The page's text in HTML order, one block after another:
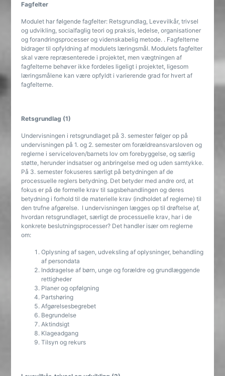
Fagfelter
Modulet har følgende fagfelter: Retsgrundlag, Levevilkår, trivsel
og udvikling, socialfaglig teori og praksis, ledelse, organisationer
og forandringsprocesser og videnskabelig metode. . Fagfelterne
bidrager til opfyldning af modulets læringsmål. Modulets fagfelter
skal være repræsenterede i projektet, men vægtningen af
fagfelterne behøver ikke fordeles ligeligt i projektet, ligesom
læringsmålene kan være opfyldt i varierende grad for hvert af
fagfelterne.
Retsgrundlag (1)
Undervisningen i retsgrundlaget på 3. semester følger op på
undervisningen på 1. og 2. semester om forældreansvarsloven og
reglerne i serviceloven/barnets lov om forebyggelse, og særlig
støtte, herunder indsatser og anbringelse med og uden samtykke.
På 3. semester fokuseres særligt på betydningen af de
processuelle reglers betydning. Det betyder med andre ord, at
fokus er på de formelle krav til sagsbehandlingen og deres
betydning i forhold til de materielle krav (indholdet af reglerne) til
den trufne afgørelse. I undervisningen lægges op til drøftelse af,
hvordan retsgrundlaget, særligt de processuelle krav, har i de
konkrete beslutningsprocesser? Det handler især om reglerne
om:
Oplysning af sagen, udveksling af oplysninger, behandling
af persondata
Inddragelse af børn, unge og forældre og grundlæggende
rettigheder
Planer og opfølgning
Partshøring
Afgørelsesbegrebet
Begrundelse
Aktindsigt
Klageadgang
Tilsyn og rekurs